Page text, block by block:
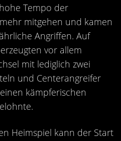
Tempo der
mitgehen und kamen
Angriffen. Auf
vor allem
mit lediglich zwei
und Centerangreifer
kämpferischen
Heimspiel kann der Start